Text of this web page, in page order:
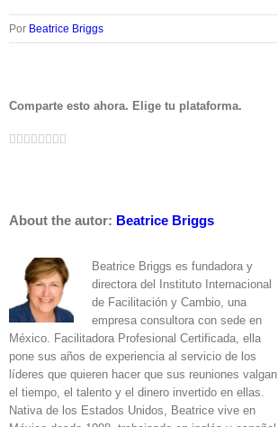
Por Beatrice Briggs
Comparte esto ahora. Elige tu plataforma.
Facebook
Twitter
LinkedIn
Reddit
Google+
Tumblr
Pinterest
Vk
About the autor: Beatrice Briggs
Beatrice Briggs es fundadora y
directora del Instituto Internacional
de Facilitación y Cambio, una
empresa consultora con sede en
México. Facilitadora Profesional Certificada, ella
pone sus años de experiencia al servicio de los
líderes que quieren hacer que sus reuniones valgan
el tiempo, el talento y el dinero invertido en ellas.
Nativa de los Estados Unidos, Beatrice vive en